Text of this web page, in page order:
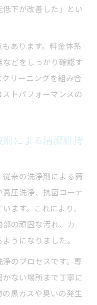
下が改善した」とい
あります。料金体系
どをしっかり確認す
リーニングを組み合
トパフォーマンスの
による清潔維持
来の洗浄剤による簡
圧洗浄、抗菌コーテ
ます。これにより、
の頑固な汚れ、カ
うになりました。
のプロセスです。専
ない場所まで丁寧に
黒カスや臭いの発生